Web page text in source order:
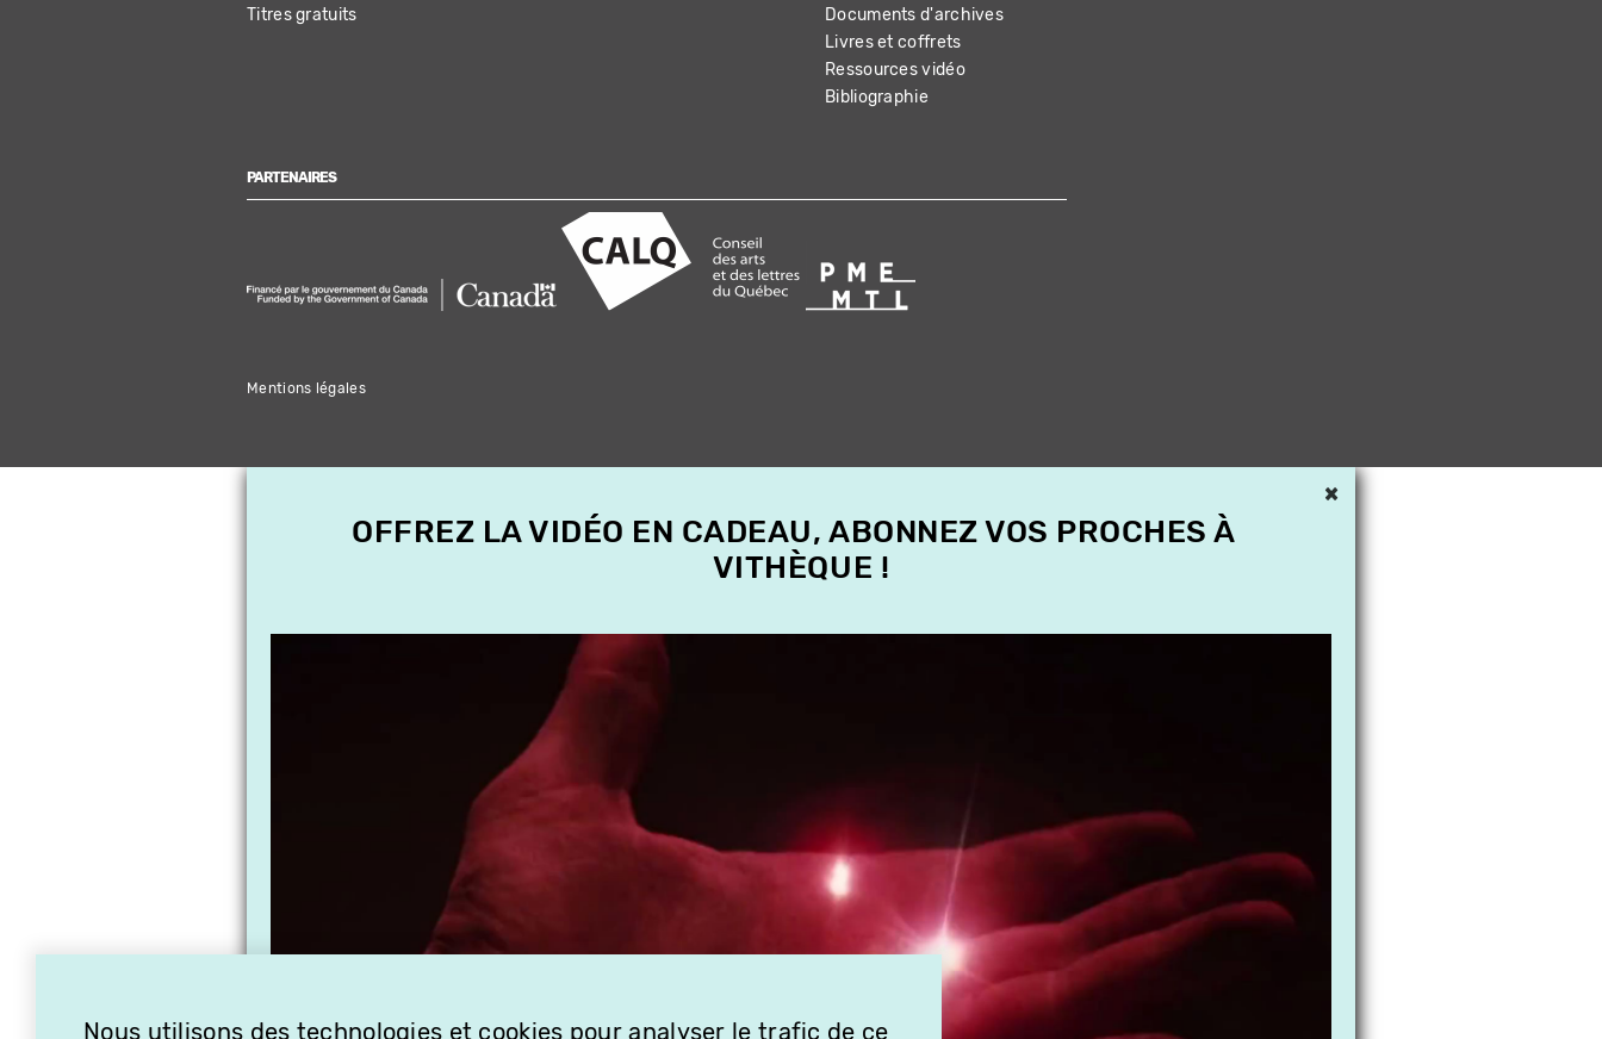
Titres gratuits
Documents d'archives
Livres et coffrets
Ressources vidéo
Bibliographie
PARTENAIRES
Mentions légales
Nous utilisons des technologies et cookies pour analyser le trafic de ce
×
OFFREZ LA VIDÉO EN CADEAU, ABONNEZ VOS PROCHES À
VITHÈQUE !